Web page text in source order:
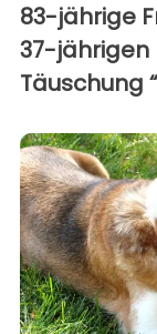
83-jährige
37-jährigen
Täuschung “